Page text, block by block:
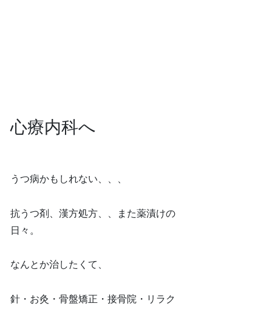
心療内科へ
うつ病かもしれない、、、
抗うつ剤、漢方処方、、また薬漬けの
日々。
なんとか治したくて、
針・お灸・骨盤矯正・接骨院・リラク